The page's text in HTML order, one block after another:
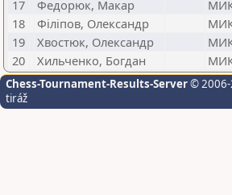
17
Федорюк, Макар
18
Філіпов, Олександр
19
Хвостюк, Олександр
20
Хильченко, Богдан
Chess-Tournament-Results-Server© 2006-
tiráž